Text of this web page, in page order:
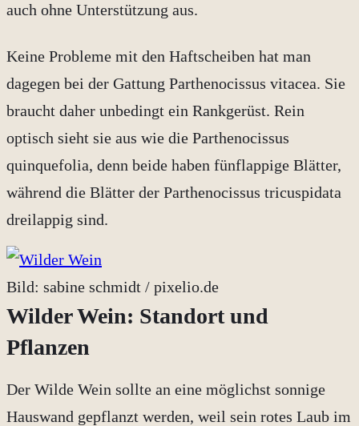
auch ohne Unterstützung aus.
Keine Probleme mit den Haftscheiben hat man
dagegen bei der Gattung Parthenocissus vitacea. Sie
braucht daher unbedingt ein Rankgerüst. Rein
optisch sieht sie aus wie die Parthenocissus
quinquefolia, denn beide haben fünflappige Blätter,
während die Blätter der Parthenocissus tricuspidata
dreilappig sind.
Bild: sabine schmidt / pixelio.de
Wilder Wein: Standort und
Pflanzen
Der Wilde Wein sollte an eine möglichst sonnige
Hauswand gepflanzt werden, weil sein rotes Laub im